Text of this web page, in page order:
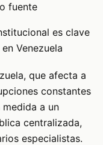
fuente
es clave
Venezuela
que afecta a
constantes
a un
centralizada,
especialistas.